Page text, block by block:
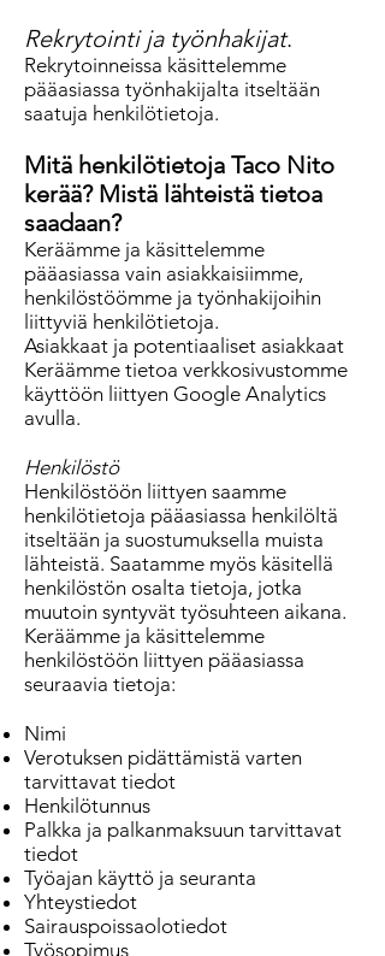
Rekrytointi ja työnhakijat.
Rekrytoinneissa käsittelemme
pääasiassa työnhakijalta itseltään
saatuja henkilötietoja.
Mitä henkilötietoja Taco Nito
kerää? Mistä lähteistä tietoa
saadaan?
Keräämme ja käsittelemme
pääasiassa vain asiakkaisiimme,
henkilöstöömme ja työnhakijoihin
liittyviä henkilötietoja.
Asiakkaat ja potentiaaliset asiakkaat
Keräämme tietoa verkkosivustomme
käyttöön liittyen Google Analytics
avulla.
Henkilöstö
Henkilöstöön liittyen saamme
henkilötietoja pääasiassa henkilöltä
itseltään ja suostumuksella muista
lähteistä. Saatamme myös käsitellä
henkilöstön osalta tietoja, jotka
muutoin syntyvät työsuhteen aikana.
Keräämme ja käsittelemme
henkilöstöön liittyen pääasiassa
seuraavia tietoja:
Nimi
Verotuksen pidättämistä varten
tarvittavat tiedot
Henkilötunnus
Palkka ja palkanmaksuun tarvittavat
tiedot
Työajan käyttö ja seuranta
Yhteystiedot
Sairauspoissaolotiedot
Työsopimus